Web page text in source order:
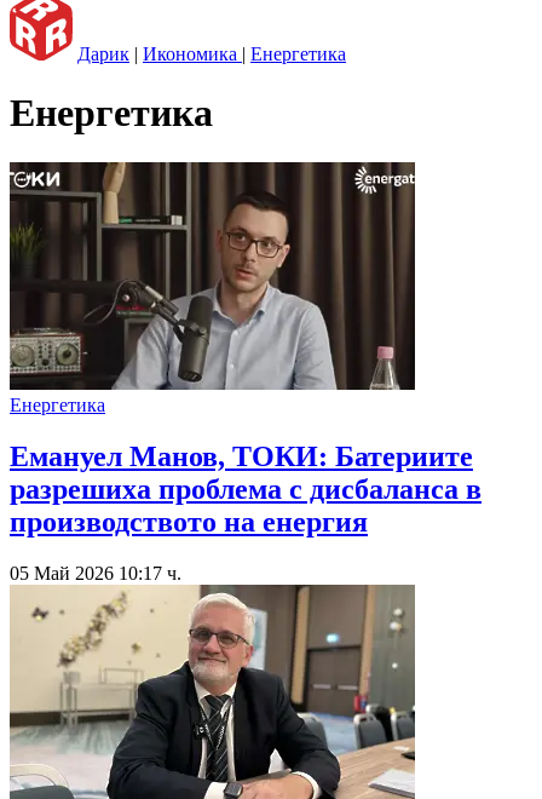
Дарик | Икономика | Енергетика
Енергетика
Енергетика
Емануел Манов, ТОКИ: Батериите
разрешиха проблема с дисбаланса в
производството на енергия
05 Май 2026 10:17 ч.